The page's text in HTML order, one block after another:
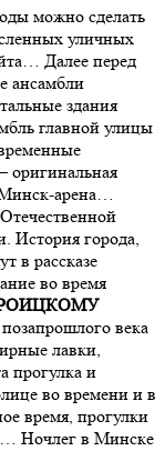
можно сделать
уличных
Далее перед
ансамбли
здания
главной улицы
оригинальная
Минск-арена…
История города,
в рассказе
во время
века
лавки,
прогулка и
во времени и в
время, прогулки
Ночлег в Минске